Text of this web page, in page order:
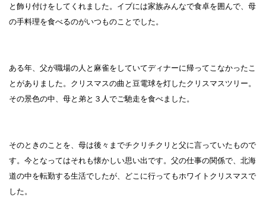
と飾り付けをしてくれました。イブには家族みんなで食卓を囲んで、母
の手料理を食べるのがいつものことでした。
ある年、父が職場の人と麻雀をしていてディナーに帰ってこなかったこ
とがありました。クリスマスの曲と豆電球を灯したクリスマスツリー。
その景色の中、母と弟と３人でご馳走を食べました。
そのときのことを、母は後々までチクリチクリと父に言っていたもので
す。今となってはそれも懐かしい思い出です。父の仕事の関係で、北海
道の中を転勤する生活でしたが、どこに行ってもホワイトクリスマスで
した。